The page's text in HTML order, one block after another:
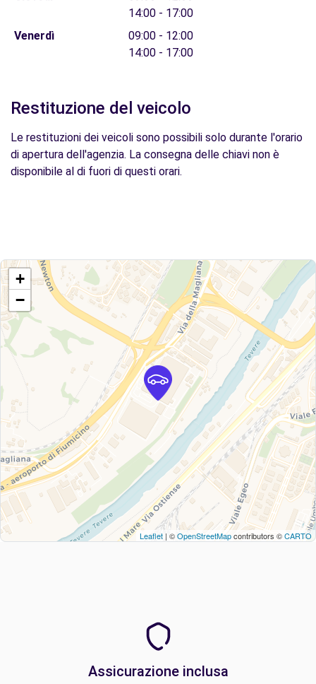
14:00 - 17:00
Venerdì
09:00 - 12:00
14:00 - 17:00
Restituzione del veicolo
Le restituzioni dei veicoli sono possibili solo durante l'orario
di apertura dell'agenzia. La consegna delle chiavi non è
disponibile al di fuori di questi orari.
+
−
Leaflet | ©OpenStreetMapcontributors ©CARTO
Assicurazione inclusa